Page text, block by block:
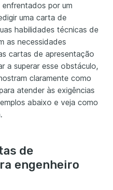
por um
uma carta de
habilidades técnicas de
as necessidades
cartas de apresentação
a superar esse obstáculo,
claramente como
atender às exigências
abaixo e veja como
de
engenheiro